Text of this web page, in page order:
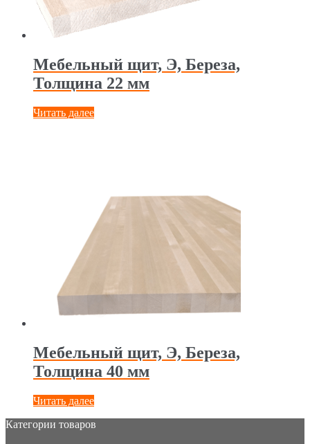
Мебельный щит, Э, Береза,
Толщина 22 мм
Читать далее
Мебельный щит, Э, Береза,
Толщина 40 мм
Читать далее
Категории товаров